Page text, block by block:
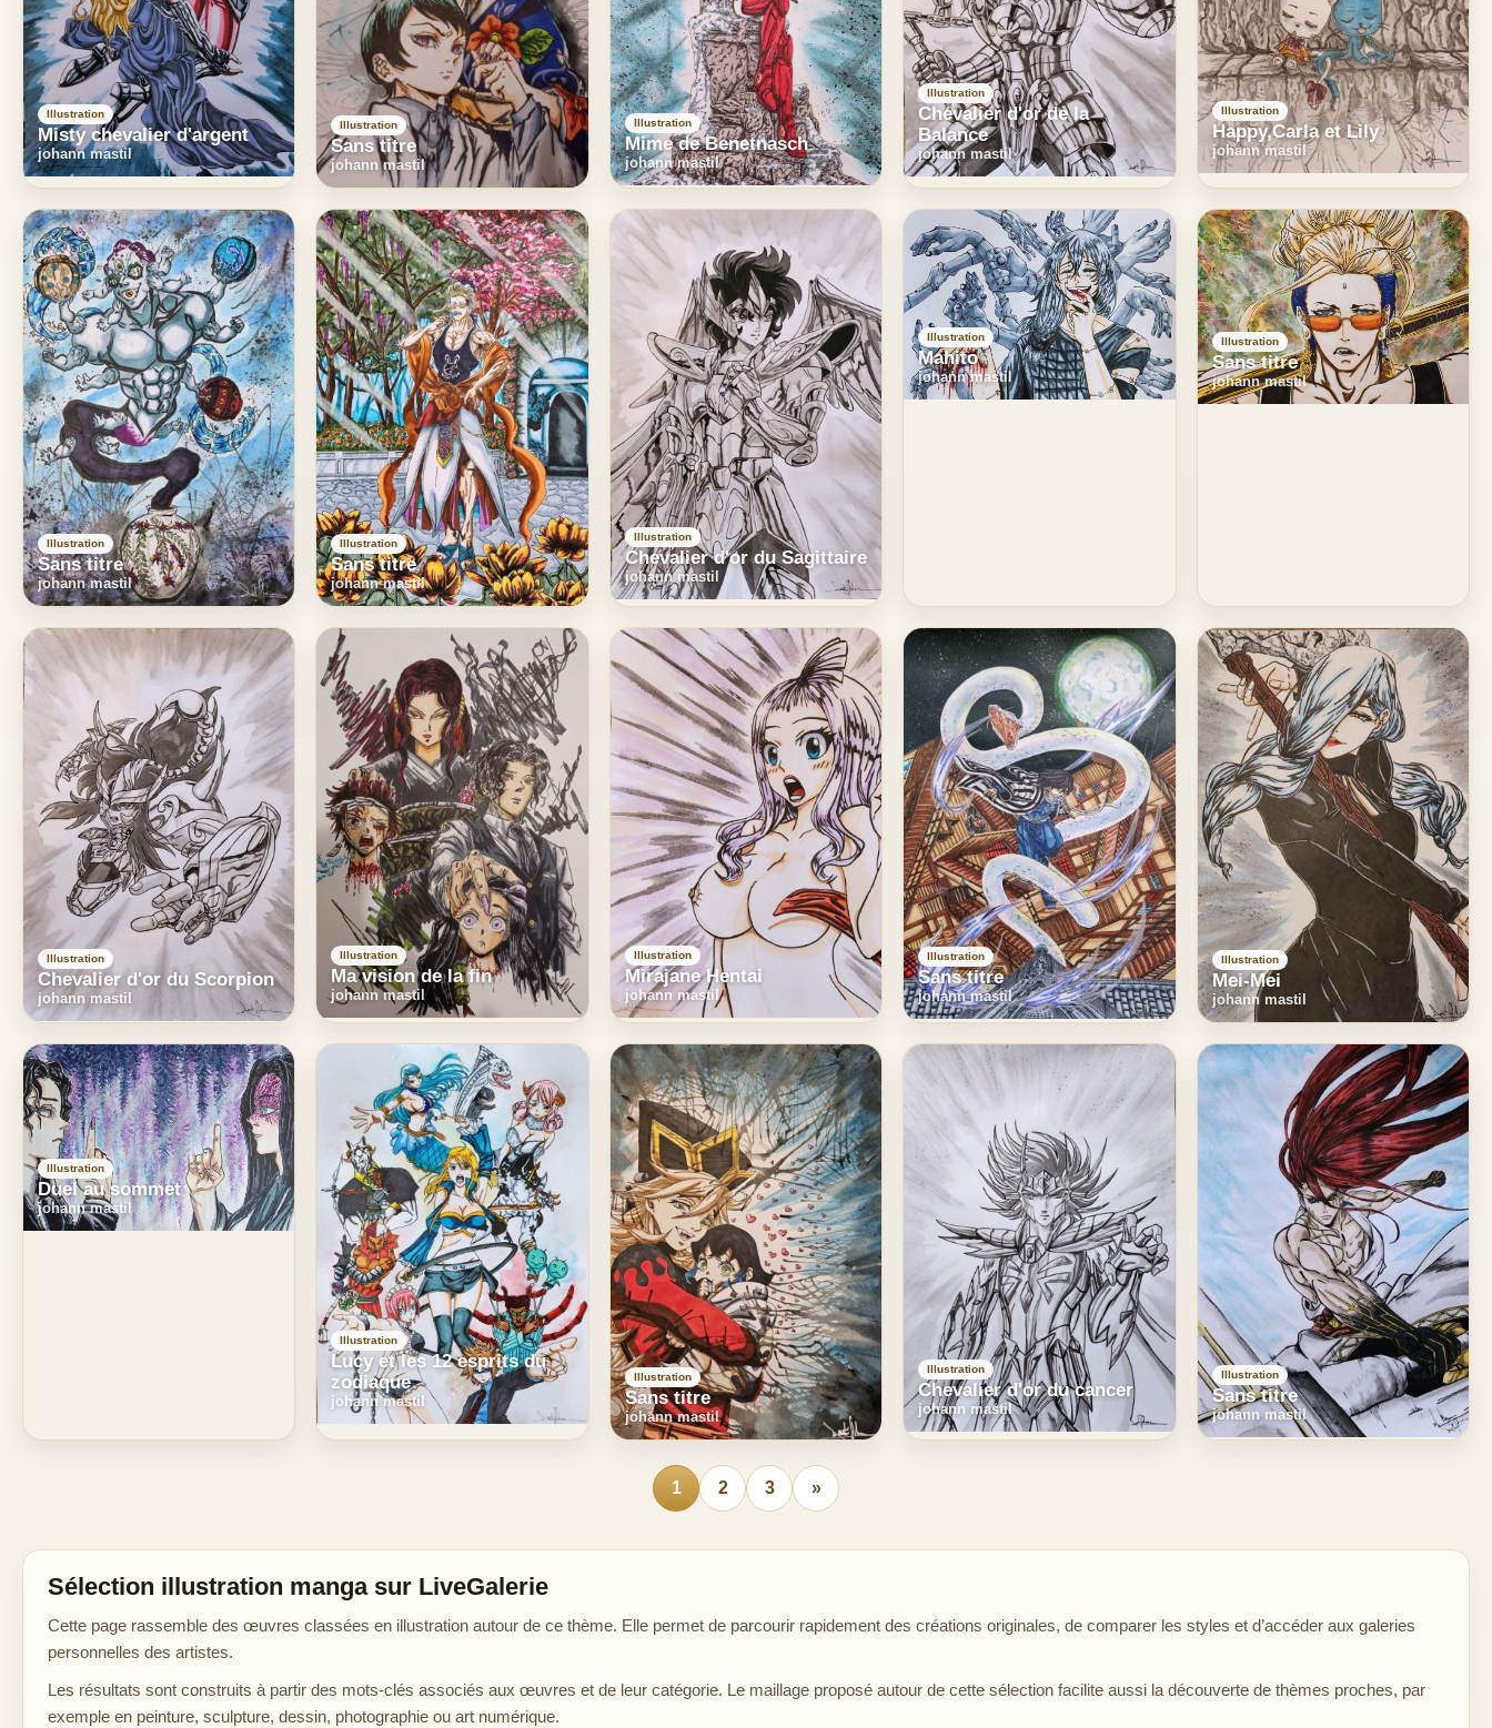
Illustration
Misty chevalier d'argent
johann mastil
Illustration
Sans titre
johann mastil
Illustration
Mime de Benetnasch
johann mastil
Illustration
Chevalier d'or de la
Balance
johann mastil
Illustration
Happy,Carla et Lily
johann mastil
Illustration
Sans titre
johann mastil
Illustration
Sans titre
johann mastil
Illustration
Chevalier d'or du Sagittaire
johann mastil
Illustration
Mahito
johann mastil
Illustration
Sans titre
johann mastil
Illustration
Chevalier d'or du Scorpion
johann mastil
Illustration
Ma vision de la fin
johann mastil
Illustration
Mirajane Hentai
johann mastil
Illustration
Sans titre
johann mastil
Illustration
Mei-Mei
johann mastil
Illustration
Duel au sommet
johann mastil
Illustration
Lucy et les 12 esprits du
zodiaque
johann mastil
Illustration
Sans titre
johann mastil
Illustration
Chevalier d'or du cancer
johann mastil
Illustration
Sans titre
johann mastil
1 2 3 »
Sélection illustration manga sur LiveGalerie
Cette page rassemble des œuvres classées en illustration autour de ce thème. Elle permet de parcourir rapidement des créations originales, de comparer les styles et d’accéder aux galeries
personnelles des artistes.
Les résultats sont construits à partir des mots-clés associés aux œuvres et de leur catégorie. Le maillage proposé autour de cette sélection facilite aussi la découverte de thèmes proches, par
exemple en peinture, sculpture, dessin, photographie ou art numérique.